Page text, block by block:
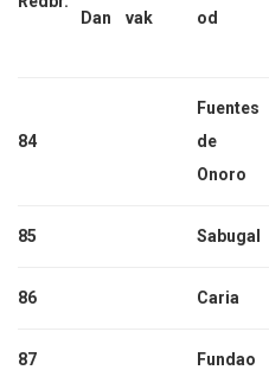
Dan
vak od
84
Fuentes
de
Onoro
85 Sabugal
86 Caria
87 Fundao